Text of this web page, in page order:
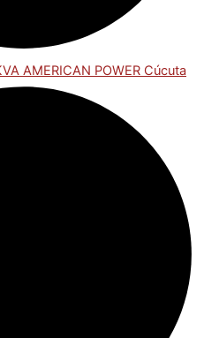
AMERICAN POWER Cúcuta